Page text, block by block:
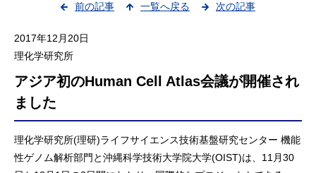
前の記事 一覧へ戻る 次の記事
2017年12月20日
理化学研究所
アジア初のHuman Cell Atlas会議が開催され
ました
理化学研究所(理研)ライフサイエンス技術基盤研究センター 機能
性ゲノム解析部門と沖縄科学技術大学院大学(OIST)は、11月30